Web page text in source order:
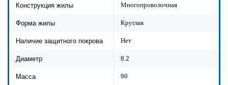
Конструкция жилы Многопроволочная
Форма жилы Круглая
Наличие защитного покрова Нет
Диаметр 8.2
Масса 90